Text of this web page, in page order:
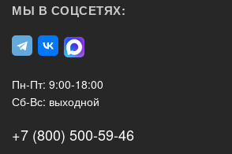
МЫ В СОЦСЕТЯХ:
Пн-Пт: 9:00-18:00
Сб-Вс: выходной
+7 (800) 500-59-46